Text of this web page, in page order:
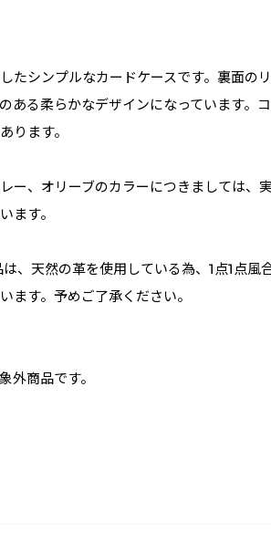
たシンプルなカードケースです。裏面の
ある柔らかなデザインになっています。
ります。
ー、オリーブのカラーにつきましては、
ます。
、天然の革を使用している為、1点1点風
ます。予めご了承ください。
外商品です。